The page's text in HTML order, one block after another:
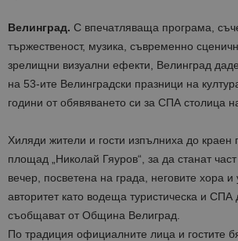
Велинград. С впечатляваща програма,
тържественост, музика, съвременно
зрелищни визуални ефекти, Велинград
на 53-ите Велинградски празници на
години от обявяването си за СПА столица
Хиляди жители и гости изпълниха до краен
площад „Николай Гяуров“, за да станат
вечер, посветена на града, неговите хора
авторитет като водеща туристическа и СПА
съобщават от Община Велиград.
По традиция официалните лица и гостите